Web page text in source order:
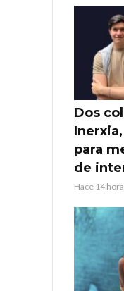
Dos
para
de
Hace 14